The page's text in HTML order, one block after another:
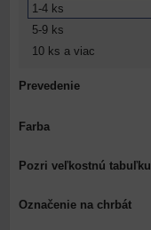
1-4 ks
5-9 ks
10 ks a viac
Prevedenie
Farba
Pozri veľkostnú tabuľku
Označenie na chrbát